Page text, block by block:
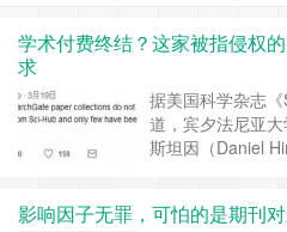
量一直都是美国
个需要再反思的事
龙：……继续阅
学术付费终结？这家被指侵权
求
据美国科学杂志
道，宾夕法尼亚
斯坦因（Daniel
成为必然。 Sci-
影响因子无罪，可怕的是期刊